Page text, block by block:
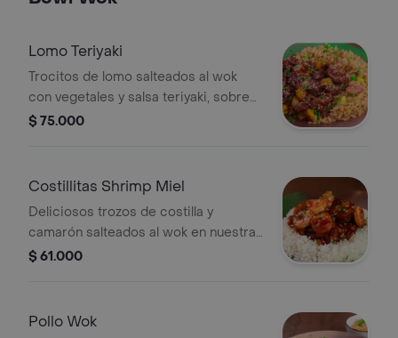
Lomo Teriyaki
Trocitos de lomo salteados al wok
con vegetales y salsa teriyaki, sobre
arroz yakimeshi.
$ 75.000
Costillitas Shrimp Miel
Deliciosos trozos de costilla y
camarón salteados al wok en nuestra
salsa bbq oriental y miel, sobre arroz
$ 61.000
Pollo Wok